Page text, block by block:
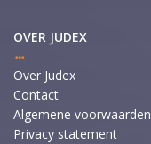
OVER JUDEX
Over Judex
Contact
Algemene voorwaarden
Privacy statement